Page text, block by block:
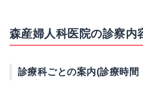
森産婦人科医院の診察内
診療科ごとの案内(診療時間